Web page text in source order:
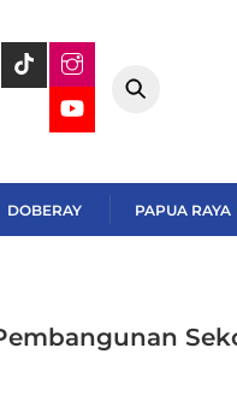
DOBERAY PAPUA RAYA